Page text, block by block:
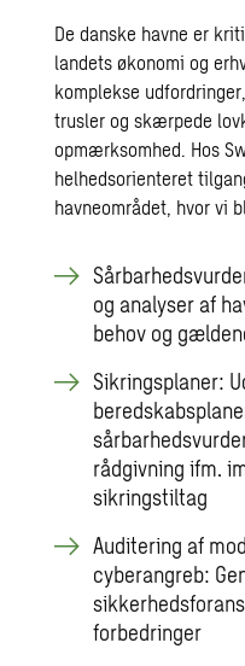
De danske havne er
landets økonomi og
komplekse
trusler og skærpede
opmærksomhed. Hos
helhedsorienteret
havneområdet, hvor vi
og analyser af
behov og
Sikringsplaner:
rådgivning ifm.
sikringstiltag
Auditering af
cyberangreb:
forbedringer